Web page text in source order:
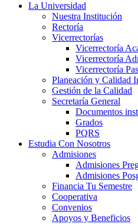
La Universidad
Nuestra Institución
Rectoría
Vicerrectorías
Vicerrectoría
Vicerrectoría
Vicerrectoría
Planeación y Calidad
Gestión de la Calidad
Secretaría General
Documentos
Grados
PQRS
Estudia Con Nosotros
Admisiones
Admisiones
Admisiones
Financia Tu Semestre
Cooperativa
Convenios
Apoyos y Beneficios